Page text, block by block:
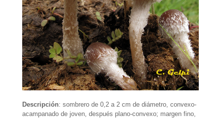
Descripción: sombrero de 0,2 a 2 cm de diámetro, convexo-
acampanado de joven, después plano-convexo; margen fino,